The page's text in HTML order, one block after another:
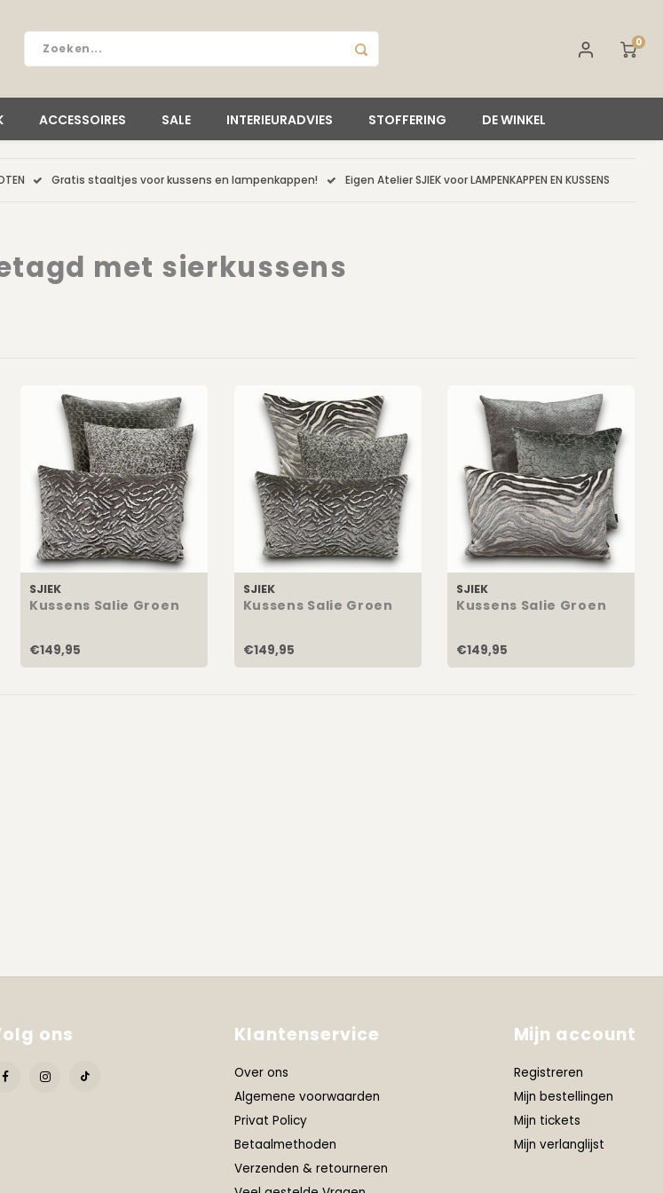
0
ACCESSOIRES SALE INTERIEURADVIES STOFFERING DE WINKEL
Gratis staaltjes voor kussens en lampenkappen! Eigen Atelier SJIEK voor LAMPENKAPPEN EN KUSSENS
met sierkussens
SJIEK
Kussens Salie Groen
€149,95
SJIEK
Kussens Salie Groen
€149,95
SJIEK
Kussens Salie Groen
€149,95
ons Klantenservice
Over ons
Algemene voorwaarden
Privat Policy
Betaalmethoden
Verzenden & retourneren
Mijn account
Registreren
Mijn bestellingen
Mijn tickets
Mijn verlanglijst